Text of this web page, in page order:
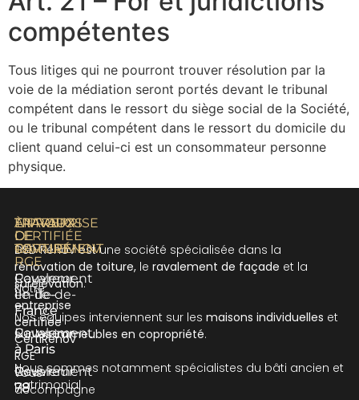
compétentes
Tous litiges qui ne pourront trouver résolution par la
voie de la médiation seront portés devant le tribunal
compétent dans le ressort du siège social de la Société,
ou le tribunal compétent dans le ressort du domicile du
client quand celui-ci est un consommateur personne
physique.
À PROPOS
DSD Rénov est une société spécialisée dans la
rénovation de toiture, le ravalement de façade et la
surélévation.
Nos équipes interviennent sur les maisons individuelles et
sur lesimmeubles en copropriété.
Nous sommes notamment spécialistes du bâti ancien et
patrimonial.
TRAVAUX
DE
RAVALEMENT
Ravalement
en Île-de-
France
Ravalement
à Paris
Ravalement
78
TRAVAUX
DE
TOITURE
Couvreur
Île-de-
France
Couvreur
à Paris
Couvreur
78
ENTREPRISE
CERTIFIÉE
CERTIRÉNOV
RGE
Notre
entreprise
certifiée
CertiRénov
RGE
vous
accompagne